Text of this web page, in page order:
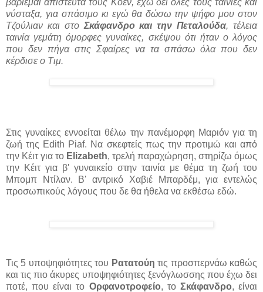
νύσταξα, για σπάσιμο κι εγώ θα δώσω την ψήφο μου στον
Τζούλιαν και στο Σκάφανδρο και την Πεταλούδα, τέλεια
ταινία γεμάτη όμορφες γυναίκες, σκέψου ότι ήταν ο λόγος
που δεν πήγα στις Σφαίρες να τα σπάσω όλα που δεν
κέρδισε ο Τιμ.
Στις γυναίκες εννοείται θέλω την πανέμορφη Μαριόν για τη
ζωή της Εdith Piaf. Να σκεφτείς πως την προτιμώ και από
την Κέιτ για το Elizabeth, τρελή παραχώρηση, στηρίζω όμως
την Κέιτ για β' γυναικείο στην ταινία με θέμα τη ζωή του
Μπομπ Ντίλαν. Β' αντρικό Χαβιέ Μπαρδέμ, για εντελώς
προσωπικούς λόγους που δε θα ήθελα να εκθέσω εδώ.
Τις 5 υποψηφιότητες του Ρατατούη τις προσπερνάω καθώς
και τις πιο άκυρες υποψηφιότητες ξενόγλωσσης που έχω δει
ποτέ, που είναι το Ορφανοτροφείο, το Σκάφανδρο, είναι